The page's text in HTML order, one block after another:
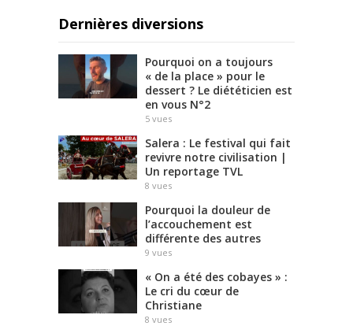
Dernières diversions
Pourquoi on a toujours
« de la place » pour le
dessert ? Le diététicien est
en vous N°2
5 vues
Salera : Le festival qui fait
revivre notre civilisation |
Un reportage TVL
8 vues
Pourquoi la douleur de
l’accouchement est
différente des autres
9 vues
« On a été des cobayes » :
Le cri du cœur de
Christiane
8 vues